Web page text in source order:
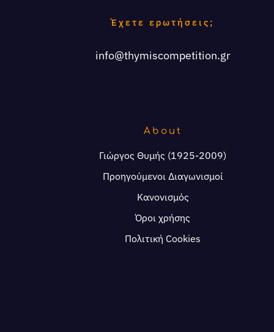
Έχετε ερωτήσεις;
info@thymiscompetition.gr
About
Γιώργος Θυμής (1925-2009)
Προηγούμενοι Διαγωνισμοί
Κανονισμός
Όροι χρήσης
Πολιτική Cookies